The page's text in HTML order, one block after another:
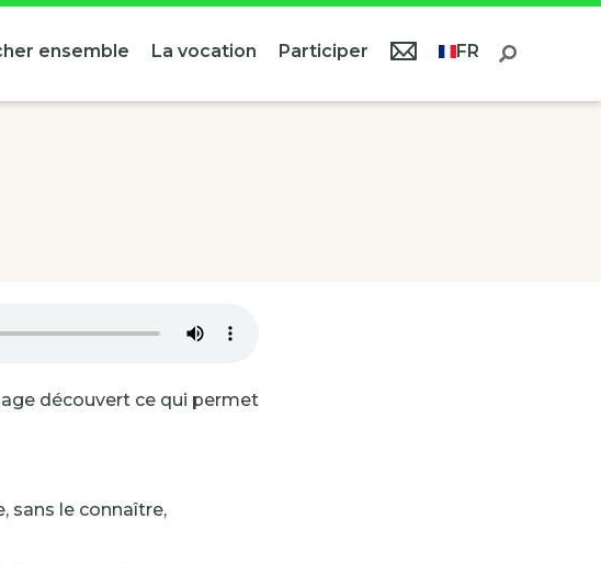
ensemble La vocation Participer FR
découvert ce qui permet
sans le connaître,